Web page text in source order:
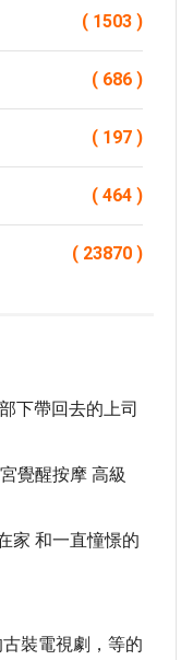
( 1503 )
( 686 )
( 197 )
( 464 )
( 23870 )
下帶回去的上司
覺醒按摩 高級
家 和一直憧憬的
裝電視劇，等的